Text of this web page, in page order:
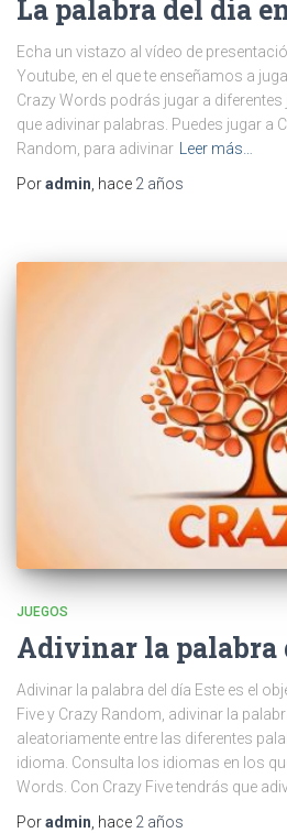
La palabra del día
Echa un vistazo al vídeo de
Youtube, en el que te enseñamos a
Crazy Words podrás jugar a diferentes
que adivinar palabras. Puedes jugar a
Random, para adivinar Leer más…
Poradmin, hace 2 años
JUEGOS
Adivinar la palabra
Adivinar la palabra del día Este es el
Five y Crazy Random, adivinar la
aleatoriamente entre las diferentes
idioma. Consulta los idiomas en los
Words. Con Crazy Five tendrás que
Poradmin , hace 2 años